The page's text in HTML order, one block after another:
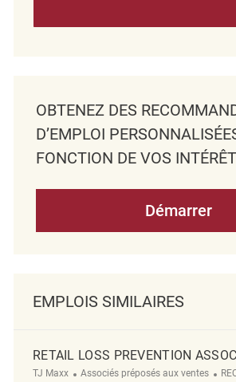
OBTENEZ DES
D’EMPLOI
FONCTION DE VOS
Démarrer
EMPLOIS SIMILAIRES
RETAIL LOSS PREVENTION
TJ Maxx Associés préposés aux ventes